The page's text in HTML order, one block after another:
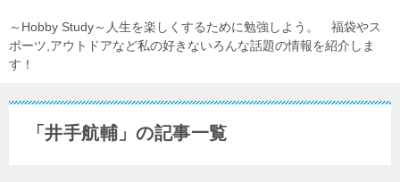
～Hobby Study～人生を楽しくするために勉強しよう。 福袋やス
ポーツ,アウトドアなど私の好きないろんな話題の情報を紹介しま
す！
「井手航輔」の記事一覧